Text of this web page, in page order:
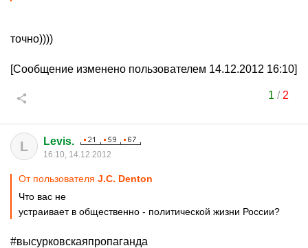
точно))))
[Сообщение изменено пользователем 14.12.2012 16:10]
1 / 2
L Levis.
16:10, 14.12.2012
От пользователя J.C. Denton
Что вас не
устраивает в общественно - политической жизни России?
#высурковскаяпропаганда